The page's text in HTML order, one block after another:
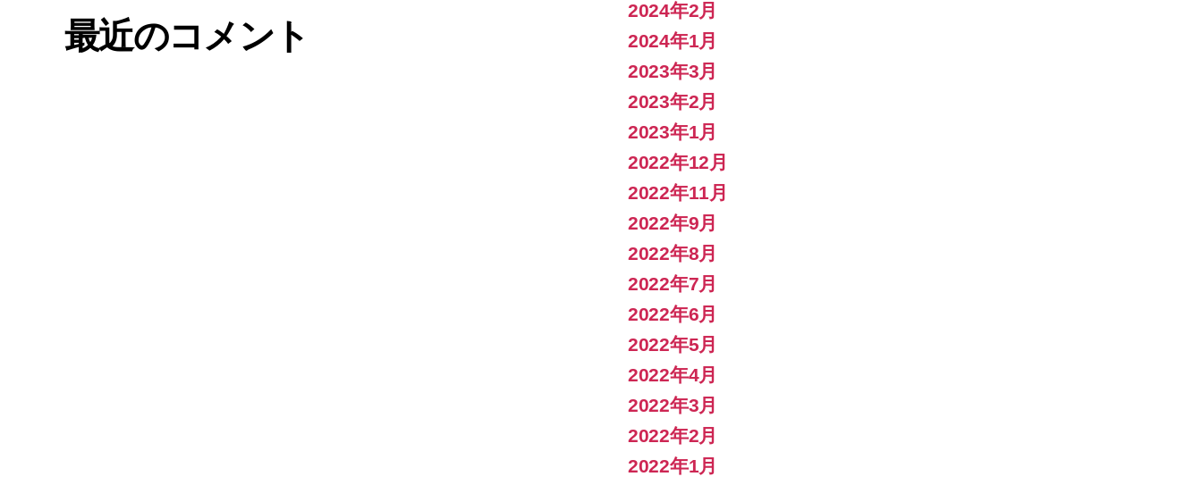
最近のコメント
2024年2月
2024年1月
2023年3月
2023年2月
2023年1月
2022年12月
2022年11月
2022年9月
2022年8月
2022年7月
2022年6月
2022年5月
2022年4月
2022年3月
2022年2月
2022年1月